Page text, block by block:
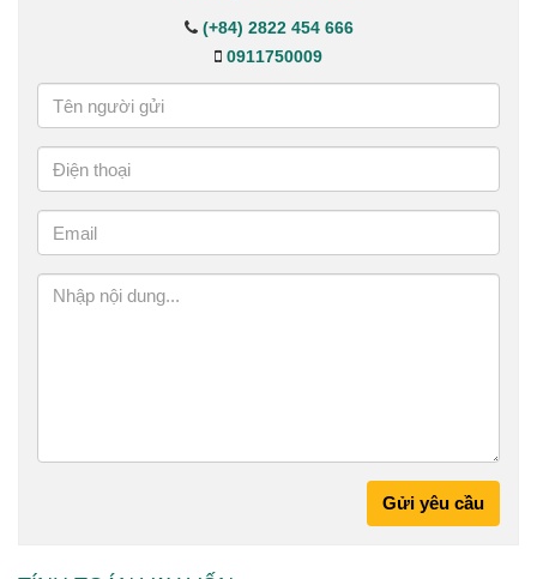
(+84) 2822 454 666
0911750009
Gửi yêu cầu